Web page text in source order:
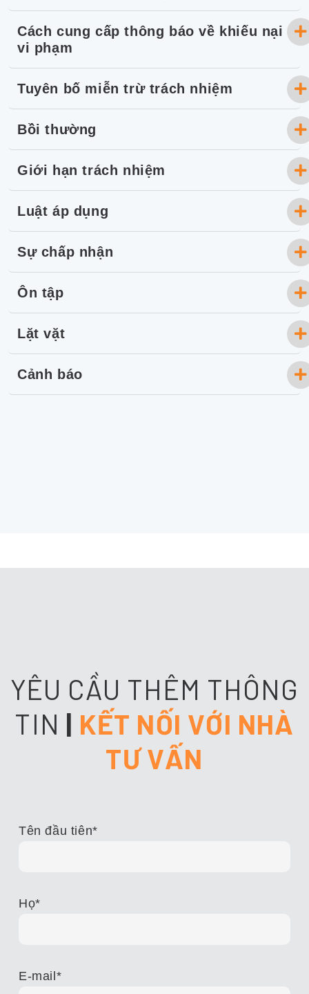
Cách cung cấp thông báo về khiếu nại
vi phạm
Tuyên bố miễn trừ trách nhiệm
Bồi thường
Giới hạn trách nhiệm
Luật áp dụng
Sự chấp nhận
Ôn tập
Lặt vặt
Cảnh báo
YÊU CẦU THÊM THÔNG
TIN | KẾT NỐI VỚI NHÀ
TƯ VẤN
Tên đầu tiên*
Họ*
E-mail *